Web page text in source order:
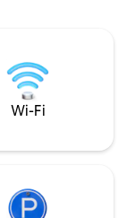
espreguiçadeiras
recém-resurfado,
assentos/área de
Para saber mais,
Wi-Fi